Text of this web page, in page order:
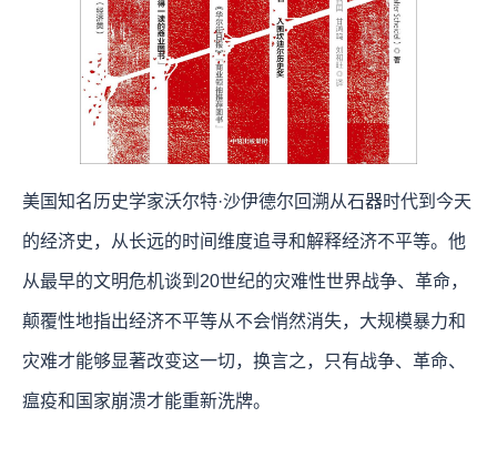
美国知名历史学家沃尔特·沙伊德尔回溯从石器时代到今天
的经济史，从长远的时间维度追寻和解释经济不平等。他
从最早的文明危机谈到20世纪的灾难性世界战争、革命，
颠覆性地指出经济不平等从不会悄然消失，大规模暴力和
灾难才能够显著改变这一切，换言之，只有战争、革命、
瘟疫和国家崩溃才能重新洗牌。